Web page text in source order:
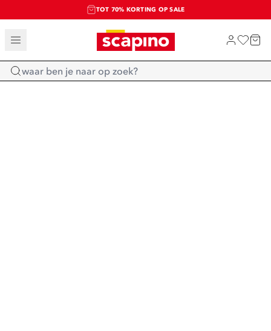
TOT 70% KORTING OP SALE
SALE: LAATSTE KANS!
SHOP NIEUW
Home